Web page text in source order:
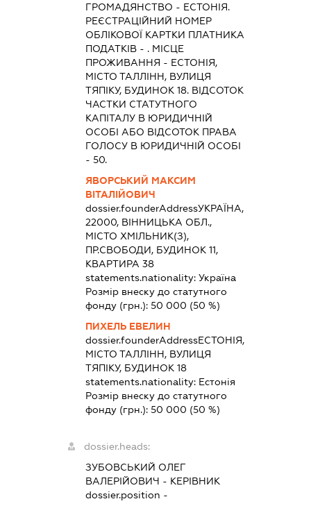
ГРОМАДЯНСТВО - ЕСТОНІЯ.
РЕЄСТРАЦІЙНИЙ НОМЕР
ОБЛІКОВОЇ КАРТКИ ПЛАТНИКА
ПОДАТКІВ - . МІСЦЕ
ПРОЖИВАННЯ - ЕСТОНІЯ,
МІСТО ТАЛЛІНН, ВУЛИЦЯ
ТЯПІКУ, БУДИНОК 18. ВІДСОТОК
ЧАСТКИ СТАТУТНОГО
КАПІТАЛУ В ЮРИДИЧНІЙ
ОСОБІ АБО ВІДСОТОК ПРАВА
ГОЛОСУ В ЮРИДИЧНІЙ ОСОБІ
- 50.
ЯВОРСЬКИЙ МАКСИМ
ВІТАЛІЙОВИЧ
dossier.founderAddressУКРАЇНА,
22000, ВІННИЦЬКА ОБЛ.,
МІСТО ХМІЛЬНИК(З),
ПР.СВОБОДИ, БУДИНОК 11,
КВАРТИРА 38
statements.nationality:Україна
Розмір внеску до статутного
фонду (грн.):50 000 (50 %)
ПИХЕЛЬ ЕВЕЛИН
dossier.founderAddressЕСТОНІЯ,
МІСТО ТАЛЛІНН, ВУЛИЦЯ
ТЯПІКУ, БУДИНОК 18
statements.nationality: Естонія
Розмір внеску до статутного
фонду (грн.):50 000 (50 %)
dossier.heads:
ЗУБОВСЬКИЙ ОЛЕГ
ВАЛЕРІЙОВИЧ - КЕРІВНИК
dossier.position -